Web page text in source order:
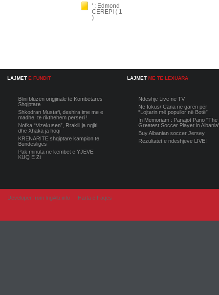
' : Edmond
CEREPI ( 1
)
LAJMET E FUNDIT
Blini bluzën origjinale të Kombëtares
Shqiptare
Shkodran Mustafi, deshira ime me e
madhe, te rikthehem perseri !
Nofka “Vizekusen”, Rraklli ja ngjiti
dhe Xhaka ja hoqi
KRENARITE shqiptare kampion te
Bundesliges
Pak minuta ne kembet e YJEVE
KUQ E Zi
LAJMET ME TE LEXUARA
Ndeshje Live ne TV
Ne fokus/ Cana në garën për
“Lojtarin më popullor në Botë”
In Memoriam : Panajot Pano "The
Greatest Soccer Player in
Buy Albanian soccer Jersey
Rezultatet e ndeshjeve LIVE!
Developer from IngAlb.info Harta e Faqes